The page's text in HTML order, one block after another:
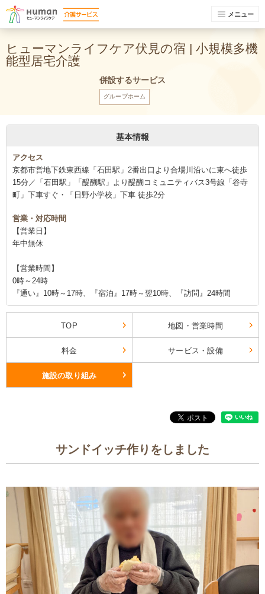
メニュー
ヒューマンライフケア伏見の宿 | 小規模多機
能型居宅介護
併設するサービス
グループホーム
基本情報
アクセス
京都市営地下鉄東西線「石田駅」2番出口より合場川沿いに東へ徒歩
15分／「石田駅」「醍醐駅」より醍醐コミュニティバス3号線「谷寺
町」下車すぐ・「日野小学校」下車 徒歩2分
営業・対応時間
【営業日】
年中無休
【営業時間】
0時～24時
『通い』10時～17時、『宿泊』17時～翌10時、『訪問』24時間
TOP 地図・営業時間
料金 サービス・設備
施設の取り組み
サンドイッチ作りをしました